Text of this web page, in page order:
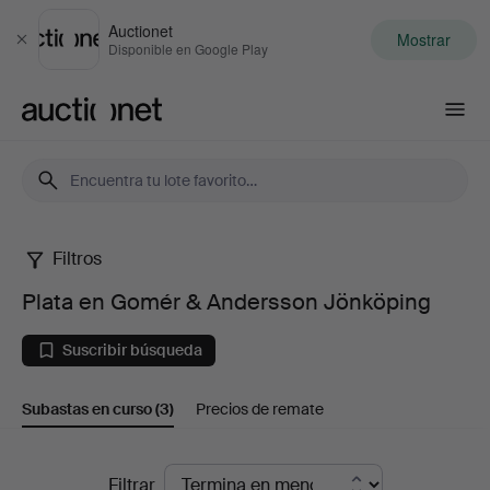
Cerrar
Auctionet
Disponible en Google Play Mostrar
Plata
en
Gomér
&
Filtros
Plata en Gomér & Andersson Jönköping
Suscribir búsqueda
Subastas en curso(3) Precios de remate
SubastasFiltrar